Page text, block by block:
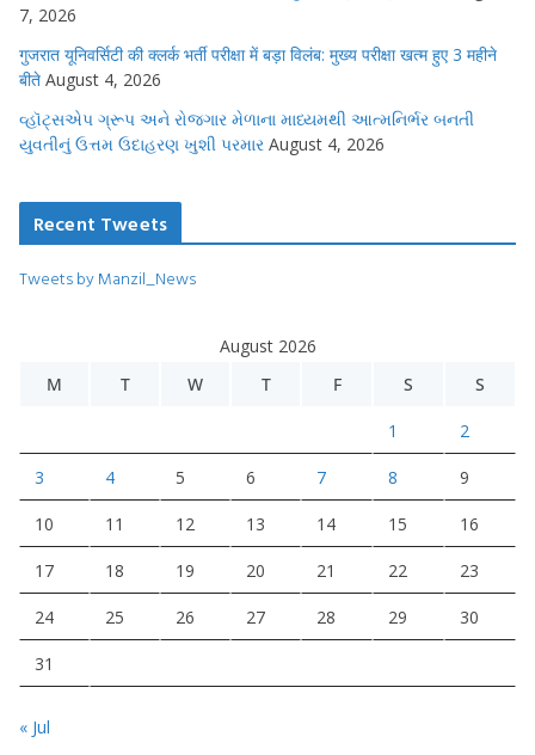
7, 2026
गुजरात यूनिवर्सिटी की क्लर्क भर्ती परीक्षा में बड़ा विलंब: मुख्य परीक्षा खत्म हुए 3 महीने
बीते August 4, 2026
વ્હૉટ્સએપ ગ્રૂપ અને રોજગાર મેળાના માધ્યમથી આત્મનિર્ભર બનતી
યુવતીનું ઉત્તમ ઉદાહરણ ખુશી પરમાર August 4, 2026
Recent Tweets
Tweets by Manzil_News
August 2026
M
T W T F S S
1 2
3 4 5 6 7 8 9
10 11 12 13 14 15 16
17 18 19 20 21 22 23
24 25 26 27 28 29 30
31
« Jul